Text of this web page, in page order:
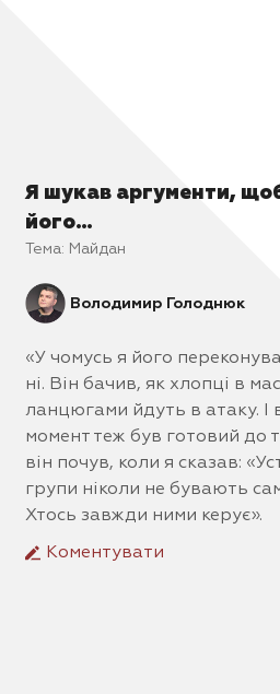
Я шукав аргументи,
його…
Тема: Майдан
Володимир Голоднюк
«У чомусь я його
ні. Він бачив, як хлопці в
ланцюгами йдуть в атаку. І
момент теж був готовий до
він почув, коли я сказав:
групи ніколи не бувають
Хтось завжди ними керує».
Коментувати